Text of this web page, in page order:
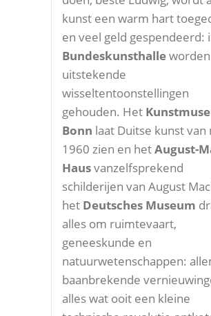
kunst een warm hart
en veel geld gespendeerd:
Bundeskunsthalleworden
uitstekende
wisseltentoonstellingen
gehouden. Het
Bonn laat Duitse kunst van
1960 zien en hetAugust-
Hausvanzelfsprekend
schilderijen van August
het Deutsches Museum
alles om ruimtevaart,
geneeskunde en
natuurwetenschappen:
baanbrekende
alles wat ooit een kleine